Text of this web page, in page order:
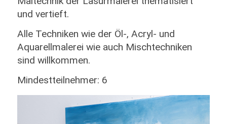
und vertieft.
Alle Techniken wie der Öl-, Acryl- und
Aquarellmalerei wie auch Mischtechniken
sind willkommen.
Mindestteilnehmer: 6